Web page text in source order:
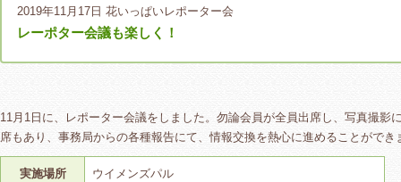
2019年11月17日 花いっぱいレポーター会
レーポター会議も楽しく！
11月1日に、レポーター会議をしました。勿論会員が全員出席し、写真撮影
席もあり、事務局からの各種報告にて、情報交換を熱心に進めることができ
実施場所 ウイメンズパル